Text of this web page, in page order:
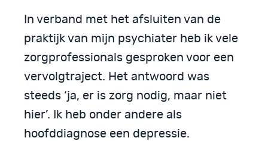
In verband met het afsluiten van de
praktijk van mijn psychiater heb ik vele
zorgprofessionals gesproken voor een
vervolgtraject. Het antwoord was
steeds ‘ja, er is zorg nodig, maar niet
hier’. Ik heb onder andere als
hoofddiagnose een depressie.